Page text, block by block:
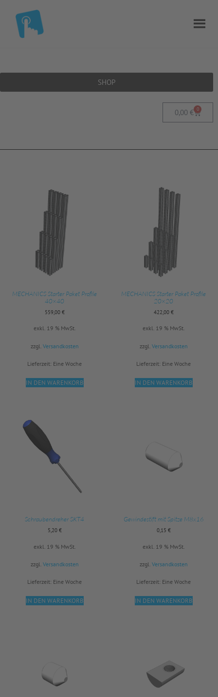
SHOP
0,00 € 0
MECHANICS Starter Paket Profile
40×40
559,00 €
exkl. 19 % MwSt.
zzgl. Versandkosten
Lieferzeit: Eine Woche
IN DEN WARENKORB
MECHANICS Starter Paket Profile
20×20
422,00 €
exkl. 19 % MwSt.
zzgl. Versandkosten
Lieferzeit: Eine Woche
IN DEN WARENKORB
Schraubendreher SKT4
5,20 €
exkl. 19 % MwSt.
zzgl. Versandkosten
Lieferzeit: Eine Woche
IN DEN WARENKORB
Gewindestift mit Spitze M8x16
0,15 €
exkl. 19 % MwSt.
zzgl. Versandkosten
Lieferzeit: Eine Woche
IN DEN WARENKORB